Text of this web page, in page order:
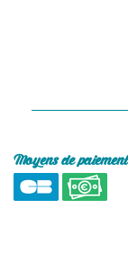
Moyens de paiement